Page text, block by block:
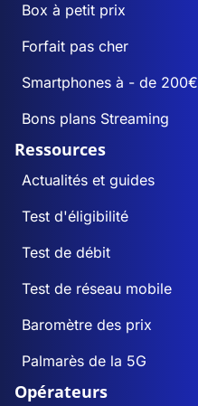
Box à petit prix
Forfait pas cher
Smartphones à - de 200€
Bons plans Streaming
Ressources
Actualités et guides
Test d'éligibilité
Test de débit
Test de réseau mobile
Baromètre des prix
Palmarès de la 5G
Opérateurs